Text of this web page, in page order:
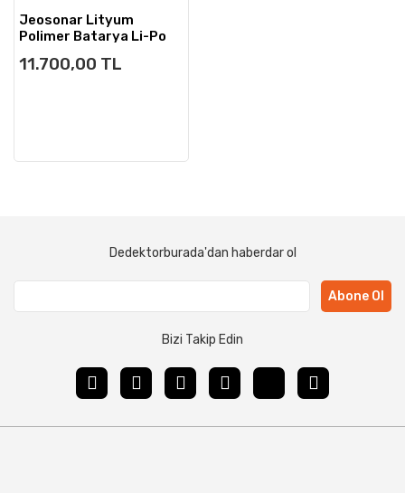
Jeosonar Lityum
Polimer Batarya Li-Po
11.700,00 TL
Dedektorburada'dan haberdar ol
Abone Ol
Bizi Takip Edin